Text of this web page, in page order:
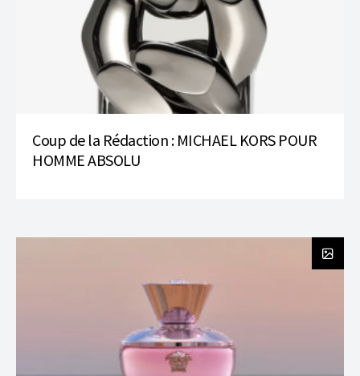
Coup de la Rédaction : MICHAEL KORS POUR
HOMME ABSOLU